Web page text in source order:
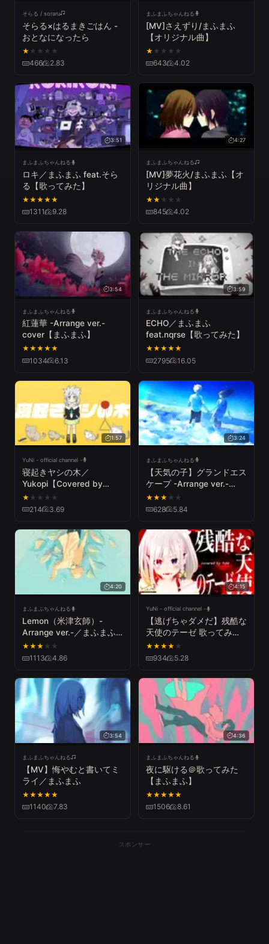
そらる / soraru
そらる×はるまきごはん -
おとなになったら
★ ★ ★ ★ ★
466 2.83
まふまふちゃんねる
[MV]さえずり/まふまふ
【オリジナル曲】
★ ★ ★ ★ ★
643 4.02
3:51
まふまふちゃんねる
ロキ／まふまふ feat.そら
る【歌ってみた】
★★★★★
1311 9.28
4:27
まふまふちゃんねる
[MV]夢花火/まふまふ【オ
リジナル曲】
★★ ★ ★ ★
845 4.02
3:54
まふまふちゃんねる
紅蓮華 -Arrange ver.-
cover【まふまふ】
★★★★★
1034 6.13
3:59
まふまふちゃんねる
ECHO／まふまふ
feat.nqrse【歌ってみた】
★★★★★
2795 16.05
1:57
YuNi - official channel -
寝起きヤシの木／
Yukopi【Covered by
YuNi】
★ ★ ★ ★ ★
214 3.69
3:24
まふまふちゃんねる
【天気の子】グランドエス
ケープ -Arrange ver.-
cover【まふまふ】
★★★ ★ ★
628 5.84
4:20
まふまふちゃんねる
Lemon（米津玄師）-
Arrange ver.-／まふまふ
(cover)
★★★ ★ ★
1113 4.86
4:15
YuNi - official channel -
【逃げちゃダメだ】残酷な
天使のテーゼ 歌ってみた -
YuNi 【新世紀エヴァンゲ
リオン】
★★★★ ★
934 5.28
3:54
まふまふちゃんねる
【MV】悔やむと書いてミ
ライ／まふまふ
★★★★★
1140 7.83
4:36
まふまふちゃんねる
夜に駆ける＠歌ってみた
【まふまふ】
★★★★★
1506 8.61
スポンサー